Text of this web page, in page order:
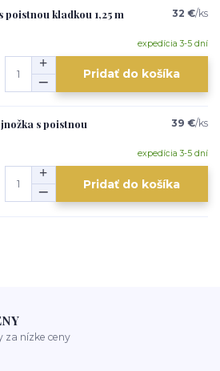
poistnou kladkou 1,25 m
32 €/ks
expedícia 3-5 dní
Pridať do košíka
s poistnou
39 €/ks
expedícia 3-5 dní
Pridať do košíka
za nízke ceny